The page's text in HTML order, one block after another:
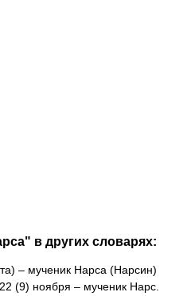
в других словарях:
– мученик Нарса (Нарсин)
(9) ноября – мученик Нарс.